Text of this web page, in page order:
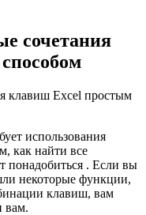
сочетания
использования
как найти все
понадобиться . Если вы
некоторые функции,
клавиш, вам
вам.